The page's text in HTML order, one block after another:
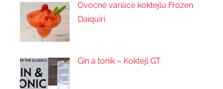
Ovocné variace koktejlu Frozen
Daiquiri
Gin a tonik – Koktejl GT